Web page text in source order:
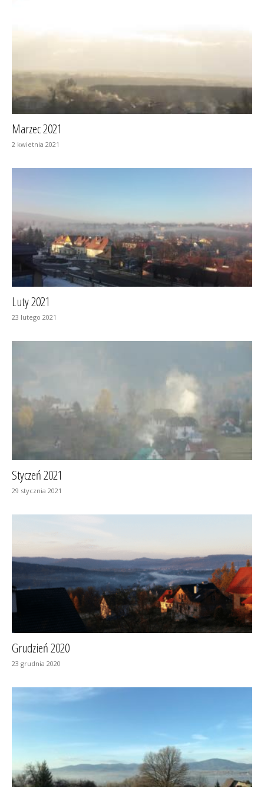
Marzec 2021
2 kwietnia 2021
Luty 2021
23 lutego 2021
Styczeń 2021
29 stycznia 2021
Grudzień 2020
23 grudnia 2020